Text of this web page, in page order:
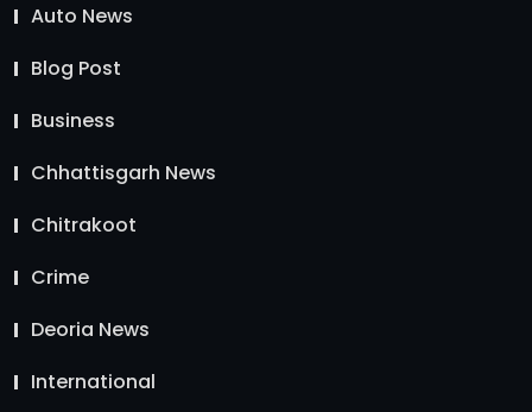
Auto News
Blog Post
Business
Chhattisgarh News
Chitrakoot
Crime
Deoria News
International